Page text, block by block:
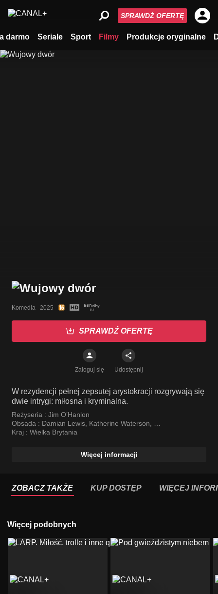
darmo Seriale Sport Filmy Produkcje oryginalne
SPRAWDŹ OFERTĘ
Komedia   2025
SPRAWDŹ OFERTĘ
Zaloguj się Udostępnij
W rezydencji pełnej zepsutej arystokracji rozgrywają się
dwie intrygi: miłosna i kryminalna.
Reżyseria : Jim O’Hanlon
Obsada : Damian Lewis, Katherine Waterson,
Thomasin McKenzie
Kraj : Wielka Brytania
Więcej informacji
ZOBACZ TAKŻE KUP DOSTĘP WIĘCEJ
Więcej podobnych